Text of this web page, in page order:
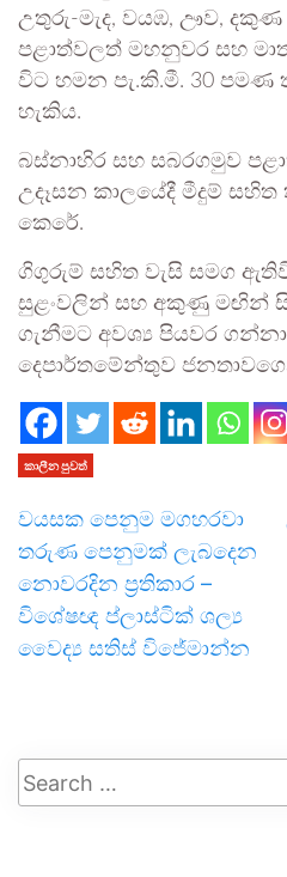
උතුරු-මැද, වයඹ, ඌව,
පළාත්වලත් මහනුවර සහ
විට හමන පැ.කි.මී. 30 පමණ
හැකිය.
බස්නාහිර සහ සබරගමුව
උදෑසන කාලයේදී මීදුම්
කෙරේ.
ගිගුරුම් සහිත වැසි සමග
සුළංවලින් සහ අකුණු මඟින්
ගැනීමට අවශ්‍ය පියවර
දෙපාර්තමේන්තුව
කාලීන පුවත්
වයසක පෙනුම මගහරවා
තරුණ පෙනුමක් ලැබදෙන
නොවරදින ප්‍රතිකාර –
විශේෂඥ ප්ලාස්ටික් ශල්‍ය
වෛද්‍ය සතිස් විජේමාන්න